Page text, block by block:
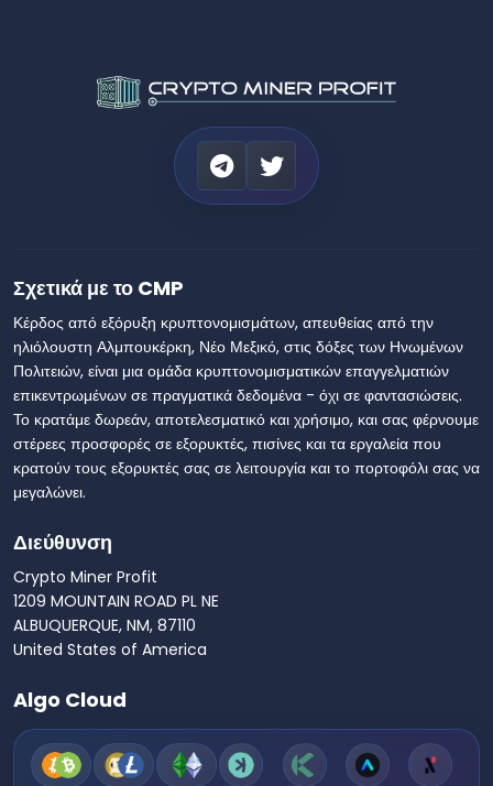
Σχετικά με το CMP
Κέρδος από εξόρυξη κρυπτονομισμάτων, απευθείας από την
ηλιόλουστη Αλμπουκέρκη, Νέο Μεξικό, στις δόξες των Ηνωμένων
Πολιτειών, είναι μια ομάδα κρυπτονομισματικών επαγγελματιών
επικεντρωμένων σε πραγματικά δεδομένα - όχι σε φαντασιώσεις.
Το κρατάμε δωρεάν, αποτελεσματικό και χρήσιμο, και σας φέρνουμε
στέρεες προσφορές σε εξορυκτές, πισίνες και τα εργαλεία που
κρατούν τους εξορυκτές σας σε λειτουργία και το πορτοφόλι σας να
μεγαλώνει.
Διεύθυνση
Crypto Miner Profit
1209 MOUNTAIN ROAD PL NE
ALBUQUERQUE, NM, 87110
United States of America
Algo Cloud